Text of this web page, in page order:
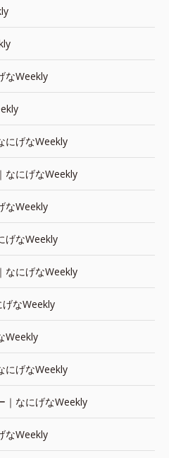
なWeekly
にげなWeekly
なにげなWeekly
なWeekly
げなWeekly
なにげなWeekly
げなWeekly
Weekly
にげなWeekly
｜なにげなWeekly
なWeekly